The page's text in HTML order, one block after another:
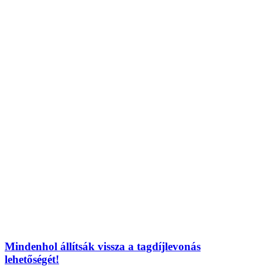
Mindenhol állítsák vissza a tagdíjlevonás
lehetőségét!